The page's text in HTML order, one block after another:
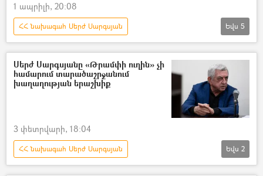
1 ապրիլի, 20:08
ՀՀ նախագահ Սերժ Սարգսյան
Հայաստանի Հանրապետական կուսակցություն (ՀՀԿ)
Ընտրություններ
Ազգային ժողովի ընտրություններ
Եվս 5
Սերժ Սարգսյանը «Թրամփի ուղին» չի
համարում տարածաշրջանում
խաղաղության երաշխիք
3 փետրվարի, 18:04
ՀՀ նախագահ Սերժ Սարգսյան
Թրամփի ուղի (TRIPP)
Սերժ Սարգսյան
Եվս 2